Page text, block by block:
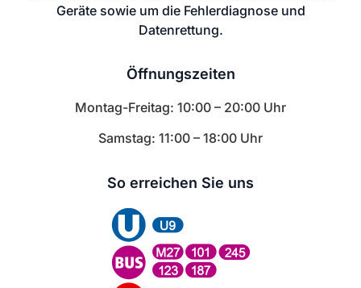
Geräte sowie um die Fehlerdiagnose und
Datenrettung.
Öffnungszeiten
Montag-Freitag: 10:00 – 20:00 Uhr
Samstag: 11:00 – 18:00 Uhr
So erreichen Sie uns